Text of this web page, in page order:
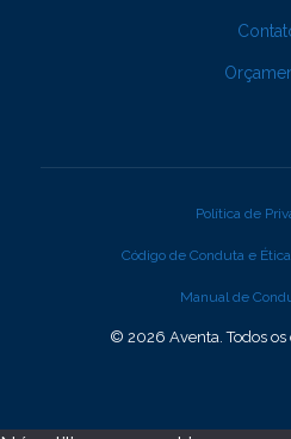
© 2026 Aventa. Todos os
Política de
Código de Conduta e
Manual de